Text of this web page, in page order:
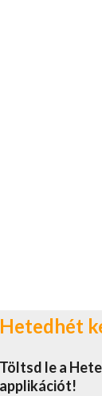
Hetedhét
Töltsd le a
applikációt!